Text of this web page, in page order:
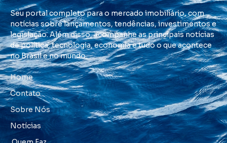
Seu portal completo para o mercado imobiliário, com
notícias sobre lançamentos, tendências, investimentos e
legislação. Além disso, acompanhe as principais notícias
de política, tecnologia, economia e tudo o que acontece
no Brasil e no mundo.
Home
Contato
Sobre Nós
Notícias